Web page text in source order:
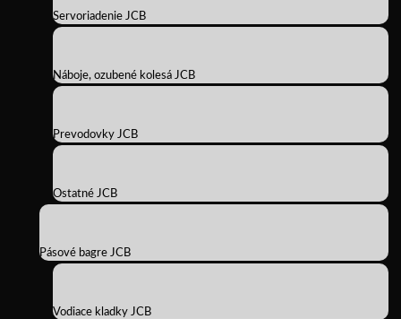
Servoriadenie JCB
Náboje, ozubené kolesá JCB
Prevodovky JCB
Ostatné JCB
Pásové bagre JCB
Vodiace kladky JCB